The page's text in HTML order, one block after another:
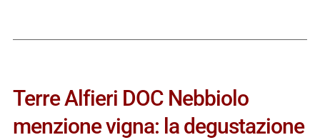
Terre Alfieri DOC Nebbiolo
menzione vigna: la degustazione